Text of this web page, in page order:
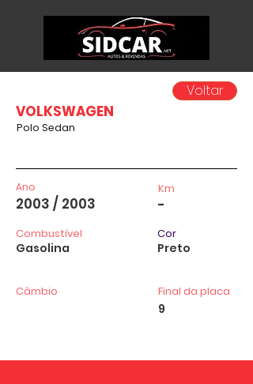
Voltar
VOLKSWAGEN
Polo Sedan
Ano
2003 / 2003
Combustível
Gasolina
Câmbio
Km
-
Cor
Preto
Final da placa
9